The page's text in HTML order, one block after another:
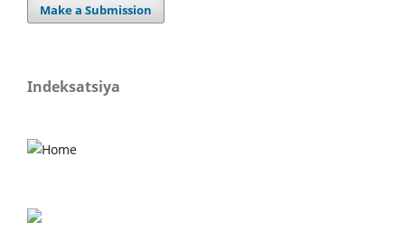
Make a Submission
Indeksatsiya